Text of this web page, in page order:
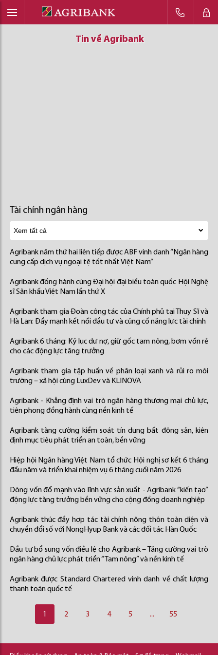
Tin về Agribank
Tin về Agribank
Tin về Agribank
Tài chính ngân hàng
Agribank năm thứ hai liên tiếp được ABF vinh danh “Ngân hàng
cung cấp dịch vụ ngoại tệ tốt nhất Việt Nam”
Agribank đồng hành cùng Đại hội đại biểu toàn quốc Hội Nghệ
sĩ Sân khấu Việt Nam lần thứ X
Agribank tham gia Đoàn công tác của Chính phủ tại Thụy Sĩ và
Hà Lan: Đẩy mạnh kết nối đầu tư và củng cố năng lực tài chính
Agribank 6 tháng: Kỷ lục dư nợ, giữ gốc tam nông, bơm vốn rẻ
cho các động lực tăng trưởng
Agribank tham gia tập huấn về phân loại xanh và rủi ro môi
trường – xã hội cùng LuxDev và KLINOVA
Agribank - Khẳng định vai trò ngân hàng thương mại chủ lực,
tiên phong đồng hành cùng nền kinh tế
Agribank tăng cường kiểm soát tín dụng bất động sản, kiên
định mục tiêu phát triển an toàn, bền vững
Hiệp hội Ngân hàng Việt Nam tổ chức Hội nghị sơ kết 6 tháng
đầu năm và triển khai nhiệm vụ 6 tháng cuối năm 2026
Dòng vốn đổ mạnh vào lĩnh vực sản xuất - Agribank “kiến tạo”
động lực tăng trưởng bền vững cho cộng đồng doanh nghiệp
Agribank thúc đẩy hợp tác tài chính nông thôn toàn diện và
chuyển đổi số với NongHyup Bank và các đối tác Hàn Quốc
Đầu tư bổ sung vốn điều lệ cho Agribank – Tăng cường vai trò
ngân hàng chủ lực phát triển “Tam nông” và nền kinh tế
Agribank được Standard Chartered vinh danh về chất lượng
thanh toán quốc tế
1 2 3 4 5 ... 55